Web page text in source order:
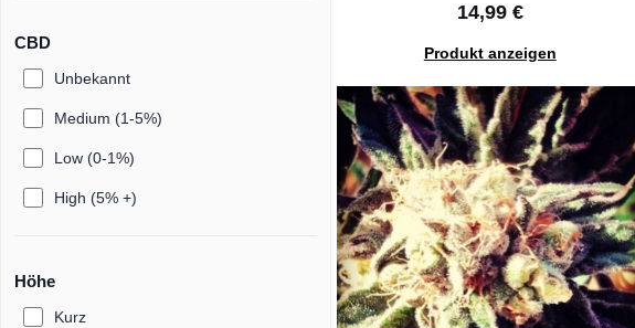
CBD
Unbekannt
Medium (1-5%)
Low (0-1%)
High (5% +)
Höhe
Kurz
14,99 €
Produkt anzeigen